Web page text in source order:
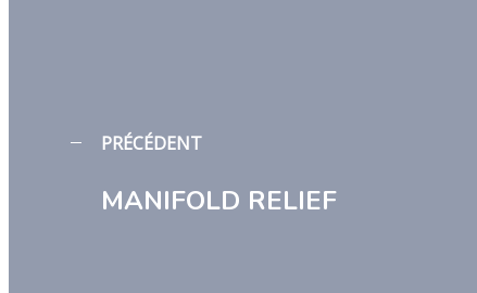
PRÉCÉDENT
MANIFOLD RELIEF